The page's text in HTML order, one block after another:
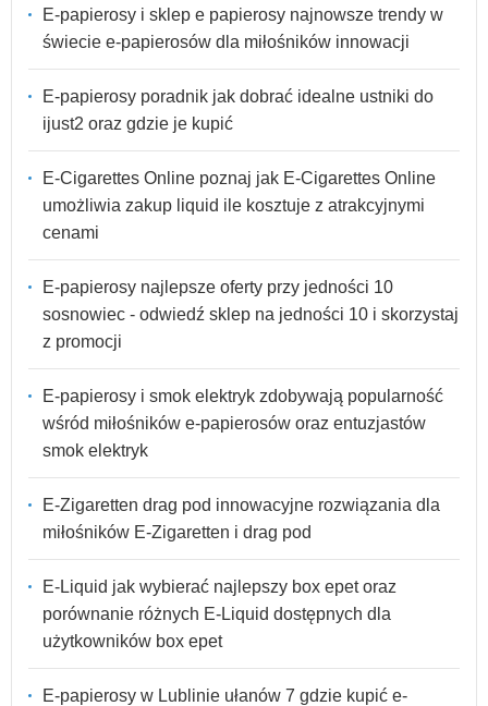
E-papierosy i sklep e papierosy najnowsze trendy w
świecie e-papierosów dla miłośników innowacji
E-papierosy poradnik jak dobrać idealne ustniki do
ijust2 oraz gdzie je kupić
E-Cigarettes Online poznaj jak E-Cigarettes Online
umożliwia zakup liquid ile kosztuje z atrakcyjnymi
cenami
E-papierosy najlepsze oferty przy jedności 10
sosnowiec - odwiedź sklep na jedności 10 i skorzystaj
z promocji
E-papierosy i smok elektryk zdobywają popularność
wśród miłośników e-papierosów oraz entuzjastów
smok elektryk
E-Zigaretten drag pod innowacyjne rozwiązania dla
miłośników E-Zigaretten i drag pod
E-Liquid jak wybierać najlepszy box epet oraz
porównanie różnych E-Liquid dostępnych dla
użytkowników box epet
E-papierosy w Lublinie ułanów 7 gdzie kupić e-